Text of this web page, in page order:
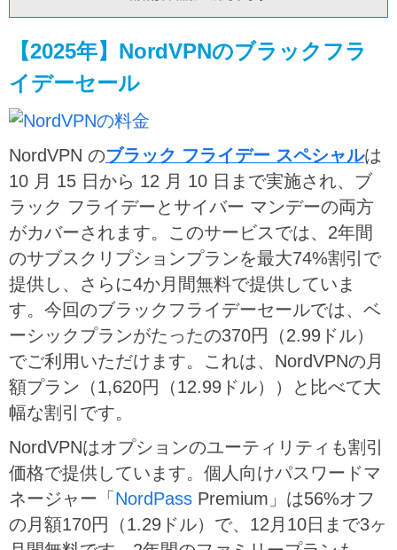
【2025年】NordVPNのブラックフラ
イデーセール
NordVPN のブラック フライデー スペシャルは
10 月 15 日から 12 月 10 日まで実施され、ブ
ラック フライデーとサイバー マンデーの両方
がカバーされます。このサービスでは、2年間
のサブスクリプションプランを最大74%割引で
提供し、さらに4か月間無料で提供していま
す。今回のブラックフライデーセールでは、ベ
ーシックプランがたったの370円（2.99ドル）
でご利用いただけます。これは、NordVPNの月
額プラン（1,620円（12.99ドル））と比べて大
幅な割引です。
NordVPNはオプションのユーティリティも割引
価格で提供しています。個人向けパスワードマ
ネージャー「 NordPass Premium」は56%オフ
の月額170円（1.29ドル）で、12月10日まで3ヶ